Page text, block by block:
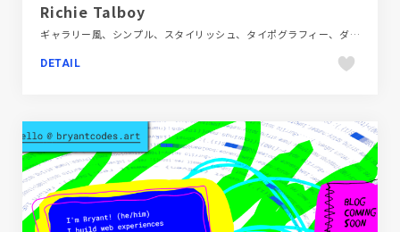
Richie Talboy
ギャラリー風、シンプル、スタイリッシュ、タイポグラフィー、ダイナミック、デザイン・アート・音楽・文芸、パープル系、ベージュ・ゴールド系、ポートフォリオ、大きめ写真、海外サイト
DETAIL